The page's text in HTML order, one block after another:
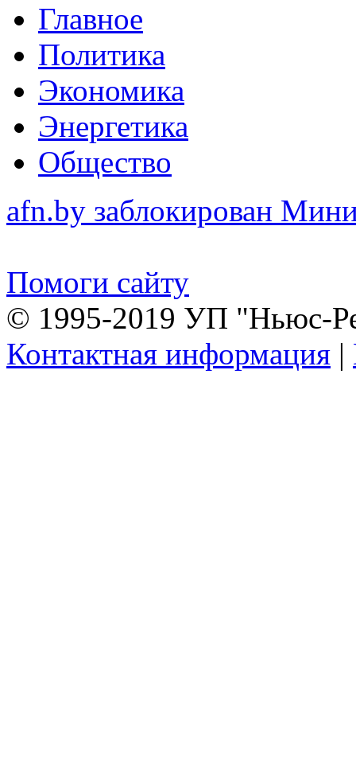
Главное
Политика
Экономика
Энергетика
Общество
afn.by заблокирован
Помоги сайту
© 1995-2019 УП "Ньюс-
Контактная информация |